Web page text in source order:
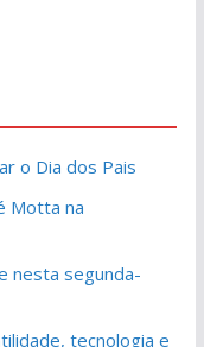
o Dia dos Pais
Motta na
nesta segunda-
tecnologia e